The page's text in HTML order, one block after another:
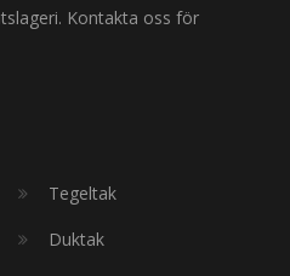
Kontakta oss för
Tegeltak
Duktak